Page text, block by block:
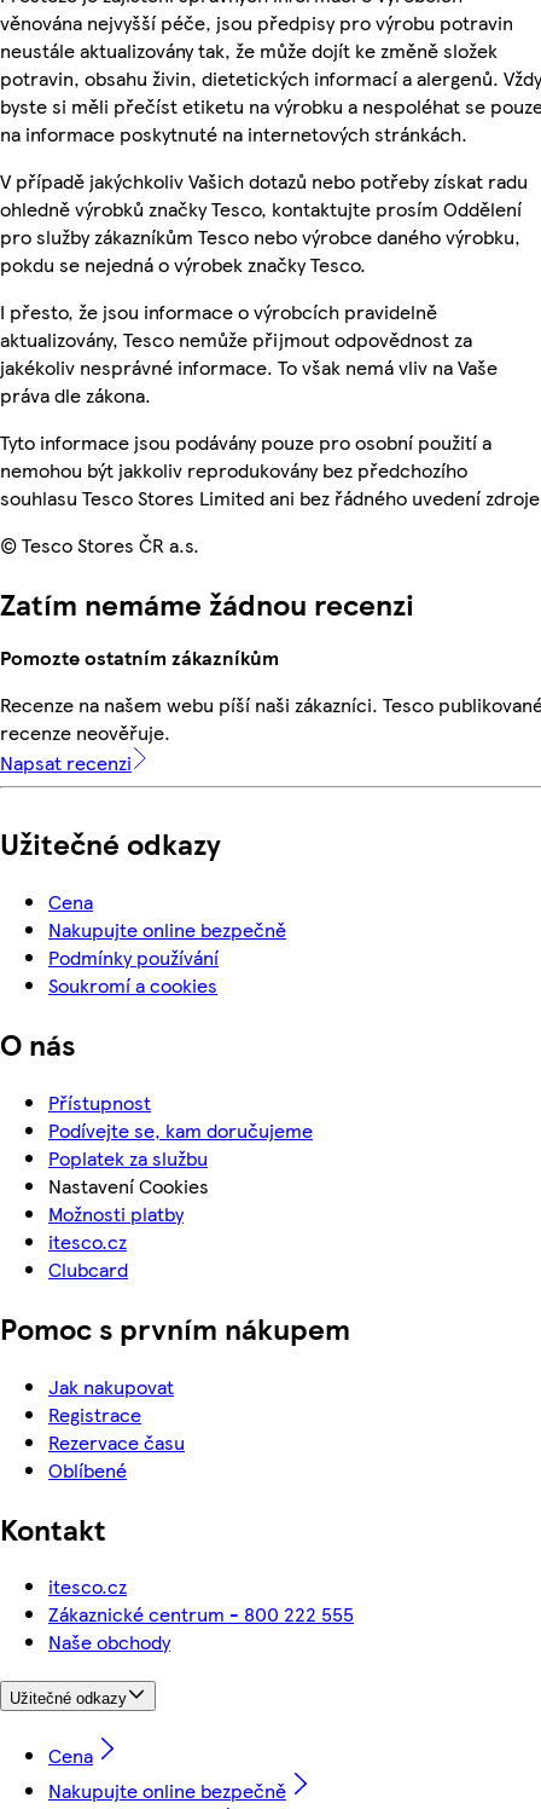
věnována nejvyšší péče, jsou předpisy pro výrobu potravin
neustále aktualizovány tak, že může dojít ke změně složek
potravin, obsahu živin, dietetických informací a alergenů. Vždy
byste si měli přečíst etiketu na výrobku a nespoléhat se
na informace poskytnuté na internetových stránkách.
V případě jakýchkoliv Vašich dotazů nebo potřeby získat radu
ohledně výrobků značky Tesco, kontaktujte prosím Oddělení
pro služby zákazníkům Tesco nebo výrobce daného výrobku,
pokdu se nejedná o výrobek značky Tesco.
I přesto, že jsou informace o výrobcích pravidelně
aktualizovány, Tesco nemůže přijmout odpovědnost za
jakékoliv nesprávné informace. To však nemá vliv na Vaše
práva dle zákona.
Tyto informace jsou podávány pouze pro osobní použití a
nemohou být jakkoliv reprodukovány bez předchozího
souhlasu Tesco Stores Limited ani bez řádného uvedení
© Tesco Stores ČR a.s.
Zatím nemáme žádnou recenzi
Pomozte ostatním zákazníkům
Recenze na našem webu píší naši zákazníci. Tesco
recenze neověřuje.
Napsat recenzi
Užitečné odkazy
Cena
Nakupujte online bezpečně
Podmínky používání
Soukromí a cookies
O nás
Přístupnost
Podívejte se, kam doručujeme
Poplatek za službu
Nastavení Cookies
Možnosti platby
itesco.cz
Clubcard
Pomoc s prvním nákupem
Jak nakupovat
Registrace
Rezervace času
Oblíbené
Kontakt
itesco.cz
Zákaznické centrum - 800 222 555
Naše obchody
Užitečné odkazy
Cena
Nakupujte online bezpečně